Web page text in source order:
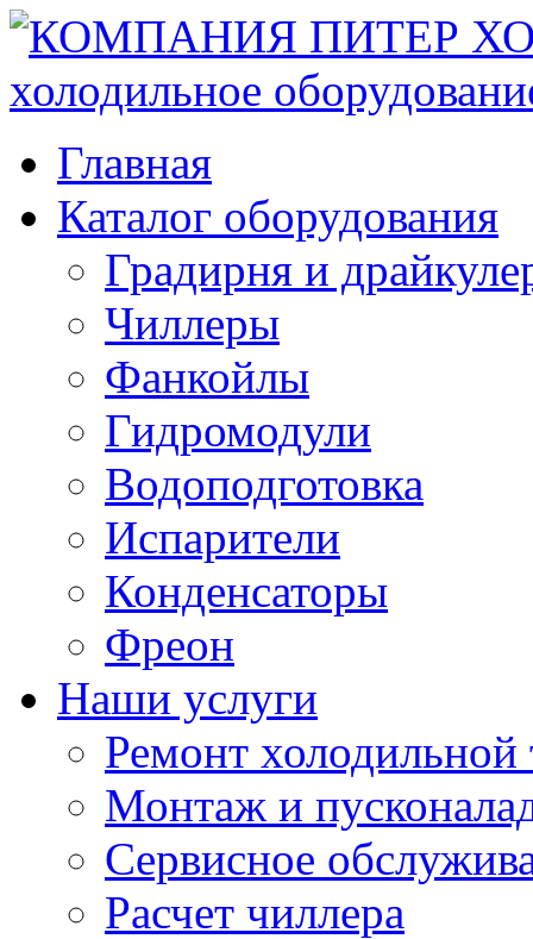
Главная
Каталог оборудования
Градирня и
Чиллеры
Фанкойлы
Гидромодули
Водоподготовка
Испарители
Конденсаторы
Фреон
Наши услуги
Ремонт холодильной
Монтаж и
Сервисное
Расчет чиллера